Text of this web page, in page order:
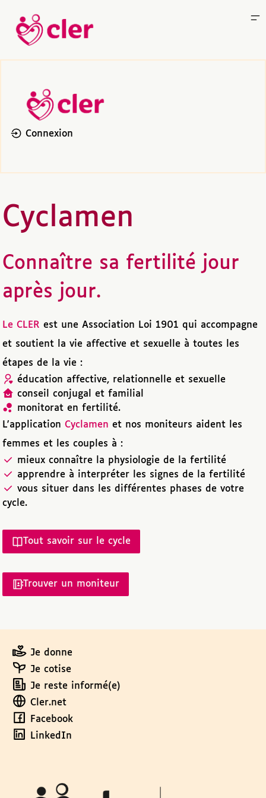
Connexion
Cyclamen
Connaître sa fertilité jour
après jour.
Le CLER est une Association Loi 1901 qui accompagne
et soutient la vie affective et sexuelle à toutes les
étapes de la vie :
éducation affective, relationnelle et sexuelle
conseil conjugal et familial
monitorat en fertilité.
L'application Cyclamen et nos moniteurs aident les
femmes et les couples à :
mieux connaître la physiologie de la fertilité
apprendre à interpréter les signes de la fertilité
vous situer dans les différentes phases de votre
cycle.
Tout savoir sur le cycle
Trouver un moniteur
Je donne
Je cotise
Je reste informé(e)
Cler.net
Facebook
LinkedIn